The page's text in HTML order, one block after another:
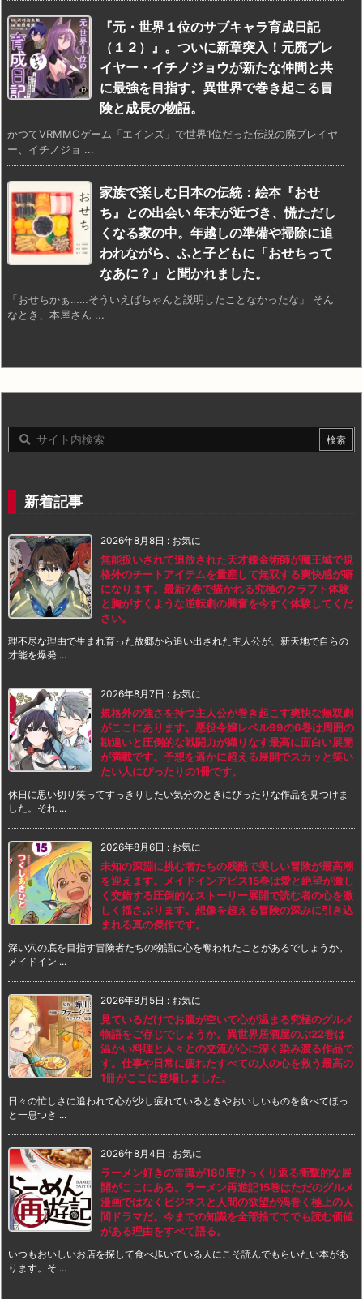
『元・世界１位のサブキャラ育成日記
（１２）』。ついに新章突入！元廃プレ
イヤー・イチノジョウが新たな仲間と共
に最強を目指す。異世界で巻き起こる冒
険と成長の物語。
かつてVRMMOゲーム「エインズ」で世界1位だった伝説の廃プレイヤ
ー、イチノジョ ...
家族で楽しむ日本の伝統：絵本『おせ
ち』との出会い 年末が近づき、慌ただし
くなる家の中。年越しの準備や掃除に追
われながら、ふと子どもに「おせちって
なあに？」と聞かれました。
「おせちかぁ……そういえばちゃんと説明したことなかったな」 そん
なとき、本屋さん ...
新着記事
2026年8月8日 : お気に
無能扱いされて追放された天才錬金術師が魔王城で規
格外のチートアイテムを量産して無双する爽快感が癖
になります。最新7巻で描かれる究極のクラフト体験
と胸がすくような逆転劇の興奮を今すぐ体験してくだ
さい。
理不尽な理由で生まれ育った故郷から追い出された主人公が、新天地で自らの
才能を爆発 ...
2026年8月7日 : お気に
規格外の強さを持つ主人公が巻き起こす爽快な無双劇
がここにあります。悪役令嬢レベル99の6巻は周囲の
勘違いと圧倒的な戦闘力が織りなす最高に面白い展開
が満載です。予想を遥かに超える展開でスカッと笑い
たい人にぴったりの1冊です。
休日に思い切り笑ってすっきりしたい気分のときにぴったりな作品を見つけま
した。それ ...
2026年8月6日 : お気に
未知の深淵に挑む者たちの残酷で美しい冒険が最高潮
を迎えます。メイドインアビス15巻は愛と絶望が激し
く交錯する圧倒的なストーリー展開で読む者の心を激
しく揺さぶります。想像を超える冒険の深みに引き込
まれる真の傑作です。
深い穴の底を目指す冒険者たちの物語に心を奪われたことがあるでしょうか。
メイドイン ...
2026年8月5日 : お気に
見ているだけでお腹が空いて心が温まる究極のグルメ
物語をご存じでしょうか。異世界居酒屋のぶ22巻は
温かい料理と人々との交流が心に深く染み渡る作品で
す。仕事や日常に疲れたすべての人の心を救う最高の
1冊がここに登場しました。
日々の忙しさに追われて心が少し疲れているときやおいしいものを食べてほっ
と一息つき ...
2026年8月4日 : お気に
ラーメン好きの常識が180度ひっくり返る衝撃的な展
開がここにある。ラーメン再遊記15巻はただのグルメ
漫画ではなくビジネスと人間の欲望が渦巻く極上の人
間ドラマだ。今までの知識を全部捨ててでも読む価値
がある理由をすべて語る。
いつもおいしいお店を探して食べ歩いている人にこそ読んでもらいたい本があ
ります。そ ...